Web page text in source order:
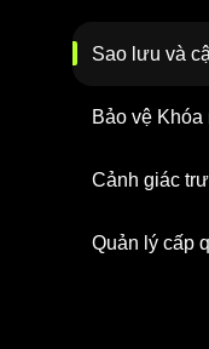
Sao lưu và
Bảo vệ
Cảnh giác
Quản lý cấp